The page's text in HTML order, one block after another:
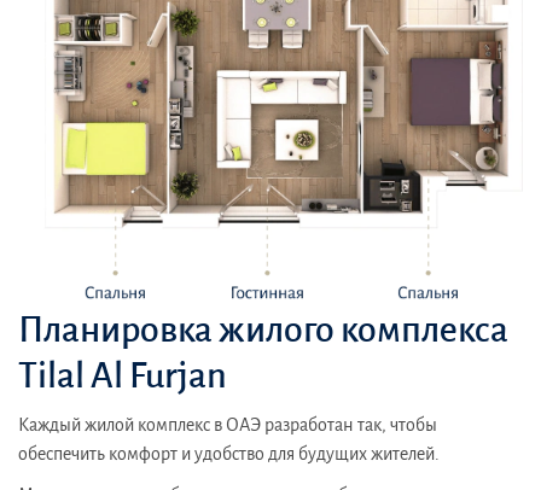
Планировка жилого комплекса
Tilal Al Furjan
Каждый жилой комплекс в ОАЭ разработан так, чтобы
обеспечить комфорт и удобство для будущих жителей.